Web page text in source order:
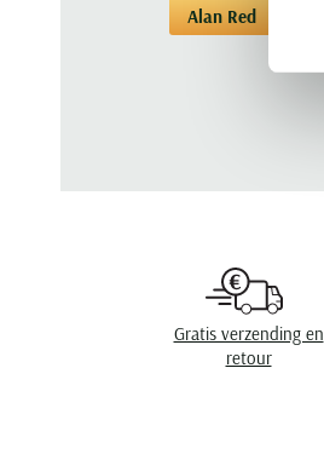
Alan Red
Gratis verzending en
retour